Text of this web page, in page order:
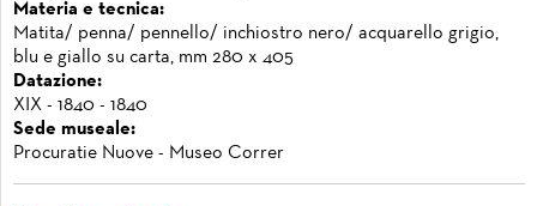
Materia e tecnica:
Matita/ penna/ pennello/ inchiostro nero/ acquarello grigio,
blu e giallo su carta, mm 280 x 405
Datazione:
XIX - 1840 - 1840
Sede museale:
Procuratie Nuove - Museo Correr